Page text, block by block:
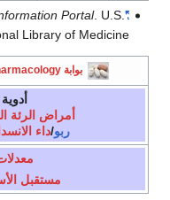
"Tiotropium bromide"
Portal. U.S.
Library of Medicine.
بوابة Pharmacy and pharmacology
أدوية
أمراض الرئة
ربو/داء
مستقبل